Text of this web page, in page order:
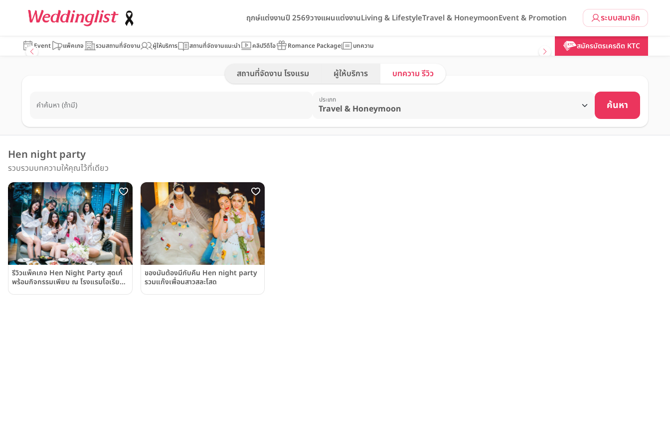
ระบบสมาชิก
ฤกษ์แต่งงานปี 2569วางแผนแต่งงานLiving & LifestyleTravel & HoneymoonEvent & Promotion
Event แพ็คเกจ รวมสถานที่จัดงาน ผู้ให้บริการ สถานที่จัดงานแนะนำ คลิปวีดีโอ Romance Package บทความ สมัครบัตรเครดิต KTC
สถานที่จัดงาน โรงแรม ผู้ให้บริการ บทความ รีวิว
คำค้นหา (ถ้ามี)
ประเภท ค้นหา
Hen night party
รวบรวมบทความให้คุณไว้ที่เดียว
รีวิวแพ็คเกจ Hen Night Party สุดเก๋
พร้อมกิจกรรมเพียบ ณ โรงแรมโอเรียน
ของมันต้องมีกับคืน Hen night party
รวมแก๊งเพื่อนสาวสละโสด